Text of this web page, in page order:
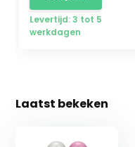
Levertijd: 3 tot 5
werkdagen
Laatst bekeken